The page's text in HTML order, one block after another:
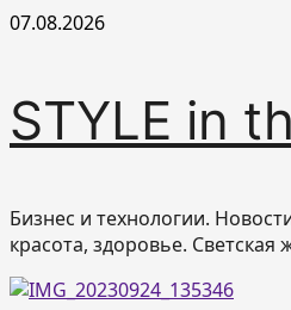
Перейти
07.08.2026
STYLE in
Бизнес и технологии.
красота, здоровье. Светская